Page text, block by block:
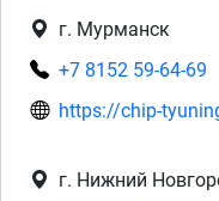
г. Мурманск
+7 8152 59-64-69
https://chip-
г. Нижний